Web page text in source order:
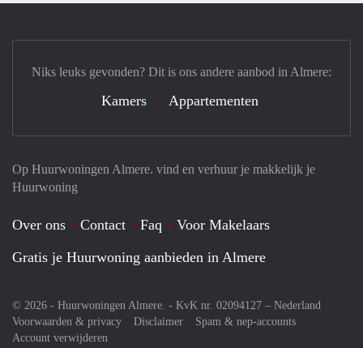
Op Huurwoningen Almere. vind en verhuur je makkelijk je
Huurwoning
Over ons Contact Faq
Voor Makelaars
Gratis je Huurwoning aanbieden in Almere
© 2026 - Huurwoningen Almere. - KvK nr. 02094127 – Nederland
Voorwaarden & privacy
Disclaimer
Spam & nep-accounts
Account verwijderen
Niks leuks gevonden? Dit is ons andere aanbod in Almere:
Kamers Appartementen